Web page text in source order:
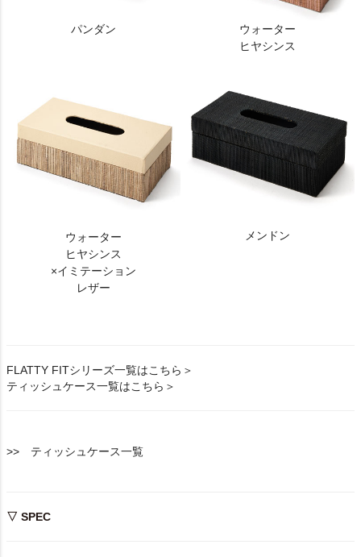
パンダン
ウォーター
ヒヤシンス
ウォーター
ヒヤシンス
×イミテーション
レザー
メンドン
FLATTY FITシリーズ一覧はこちら＞
ティッシュケース一覧はこちら＞
>> ティッシュケース一覧
▽ SPEC